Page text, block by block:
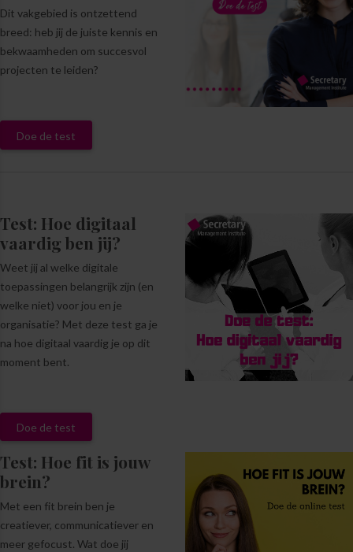
Dit vakgebied is ontzettend
breed: heb jij de juiste kennis en
bekwaamheden om succesvol
projecten te leiden?
Doe de test
Test: Hoe digitaal
vaardig ben jij?
Weet jij al welke digitale
toepassingen belangrijk zijn (en
welke niet) voor jou en je
organisatie? Met deze test ga je
na hoe digitaal vaardig je op dit
moment bent.
Doe de test
Test: Hoe fit is jouw
brein?
Met een fit brein ben je
creatiever, communicatiever en
meer gefocust. Wat doe jij